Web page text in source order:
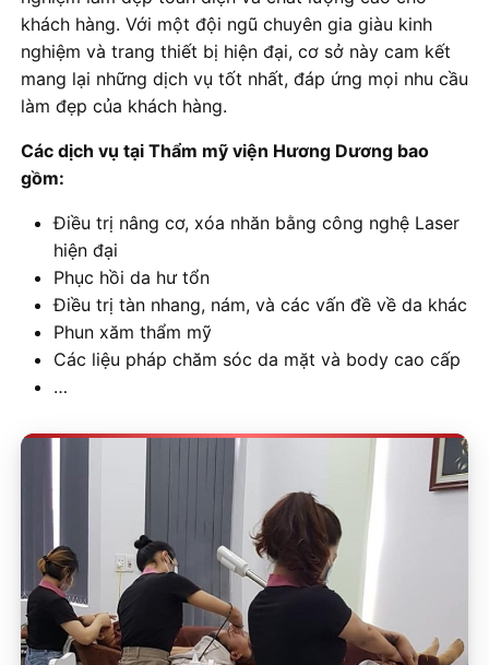
khách hàng. Với một đội ngũ chuyên gia giàu kinh
nghiệm và trang thiết bị hiện đại, cơ sở này cam kết
mang lại những dịch vụ tốt nhất, đáp ứng mọi nhu cầu
làm đẹp của khách hàng.
Các dịch vụ tại Thẩm mỹ viện Hương Dương bao
gồm:
Điều trị nâng cơ, xóa nhăn bằng công nghệ Laser
hiện đại
Phục hồi da hư tổn
Điều trị tàn nhang, nám, và các vấn đề về da khác
Phun xăm thẩm mỹ
Các liệu pháp chăm sóc da mặt và body cao cấp
…